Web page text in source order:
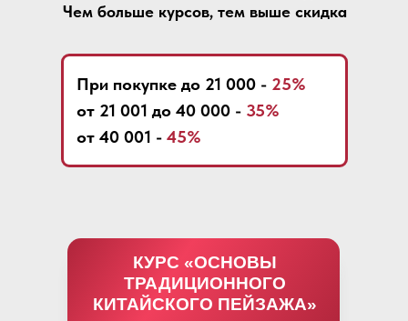
Чем больше курсов, тем выше скидка
При покупке до 21 000 - 25%
от 21 001 до 40 000 - 35%
от 40 001 - 45%
КУРС «ОСНОВЫ
ТРАДИЦИОННОГО
КИТАЙСКОГО ПЕЙЗАЖА»